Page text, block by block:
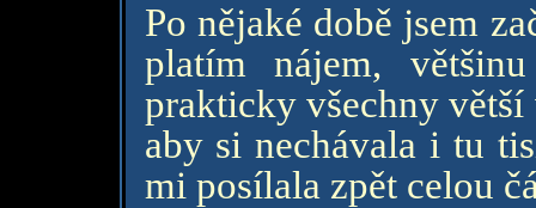
Po nějaké době jsem
platím nájem,
prakticky všechny
aby si nechávala i tu
mi posílala zpět celou